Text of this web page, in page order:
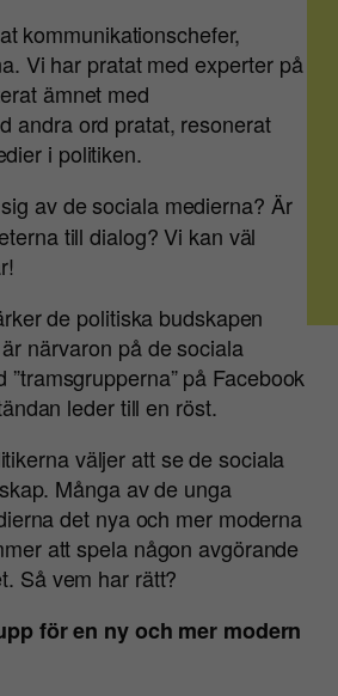
kommunikationschefer,
Vi har pratat med experter på
ämnet med
andra ord pratat, resonerat
i politiken.
av de sociala medierna? Är
till dialog? Vi kan väl
de politiska budskapen
närvaron på de sociala
på Facebook
leder till en röst.
väljer att se de sociala
Många av de unga
det nya och mer moderna
att spela någon avgörande
Så vem har rätt?
för en ny och mer modern